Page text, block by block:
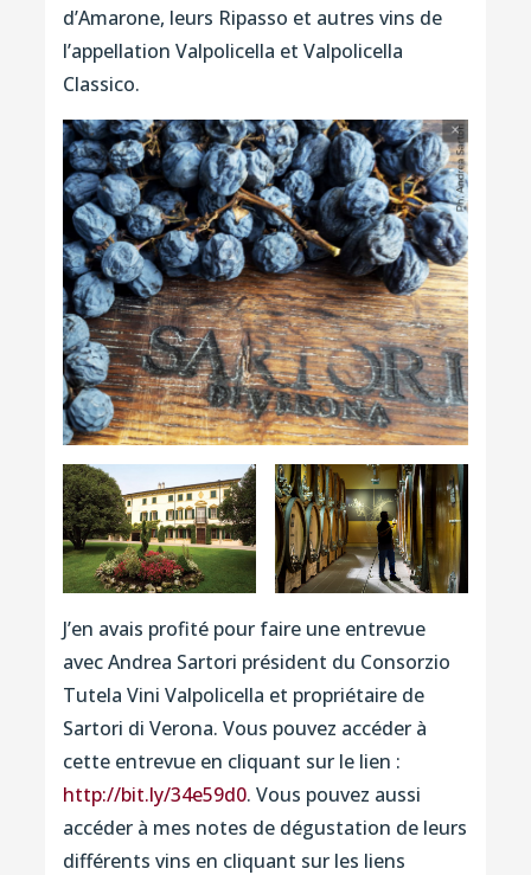
d’Amarone, leurs Ripasso et autres vins de
l’appellation Valpolicella et Valpolicella
Classico.
J’en avais profité pour faire une entrevue
avec Andrea Sartori président du Consorzio
Tutela Vini Valpolicella et propriétaire de
Sartori di Verona. Vous pouvez accéder à
cette entrevue en cliquant sur le lien :
http://bit.ly/34e59d0. Vous pouvez aussi
accéder à mes notes de dégustation de leurs
différents vins en cliquant sur les liens